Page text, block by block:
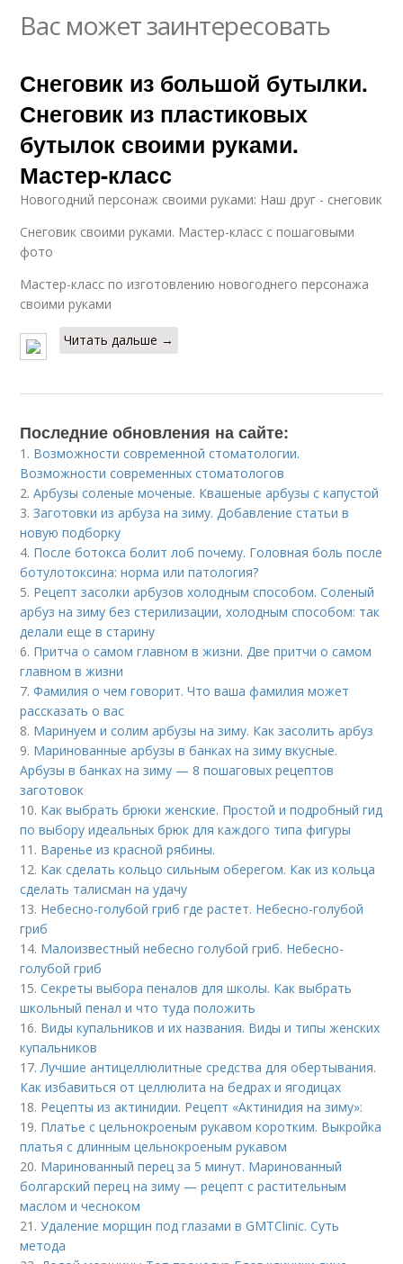
Вас может заинтересовать
Снеговик из большой бутылки.
Снеговик из пластиковых
бутылок своими руками.
Мастер-класс
Новогодний персонаж своими руками: Наш друг - снеговик
Снеговик своими руками. Мастер-класс с пошаговыми
фото
Мастер-класс по изготовлению новогоднего персонажа
своими руками
Читать дальше →
Последние обновления на сайте:
1. Возможности современной стоматологии.
Возможности современных стоматологов
2.Арбузы соленые моченые. Квашеные арбузы с капустой
3.Заготовки из арбуза на зиму. Добавление статьи в
новую подборку
4. После ботокса болит лоб почему. Головная боль после
ботулотоксина: норма или патология?
5. Рецепт засолки арбузов холодным способом. Соленый
арбуз на зиму без стерилизации, холодным способом: так
делали еще в старину
6. Притча о самом главном в жизни. Две притчи о самом
главном в жизни
7.Фамилия о чем говорит. Что ваша фамилия может
рассказать о вас
8. Маринуем и солим арбузы на зиму. Как засолить арбуз
9. Маринованные арбузы в банках на зиму вкусные.
Арбузы в банках на зиму — 8 пошаговых рецептов
заготовок
10. Как выбрать брюки женские. Простой и подробный гид
по выбору идеальных брюк для каждого типа фигуры
11. Варенье из красной рябины.
12. Как сделать кольцо сильным оберегом. Как из кольца
сделать талисман на удачу
13. Небесно-голубой гриб где растет. Небесно-голубой
гриб
14. Малоизвестный небесно голубой гриб. Небесно-
голубой гриб
15.Секреты выбора пеналов для школы. Как выбрать
школьный пенал и что туда положить
16. Виды купальников и их названия. Виды и типы женских
купальников
17.Лучшие антицеллюлитные средства для обертывания.
Как избавиться от целлюлита на бедрах и ягодицах
18. Рецепты из актинидии. Рецепт «Актинидия на зиму»:
19. Платье с цельнокроеным рукавом коротким. Выкройка
платья с длинным цельнокроеным рукавом
20. Маринованный перец за 5 минут. Маринованный
болгарский перец на зиму — рецепт с растительным
маслом и чесноком
21.Удаление морщин под глазами в GMTClinic. Суть
метода